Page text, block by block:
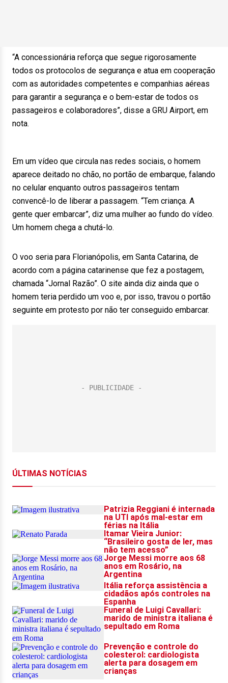
“A concessionária reforça que segue rigorosamente
todos os protocolos de segurança e atua em cooperação
com as autoridades competentes e companhias aéreas
para garantir a segurança e o bem-estar de todos os
passageiros e colaboradores”, disse a GRU Airport, em
nota.
Em um vídeo que circula nas redes sociais, o homem
aparece deitado no chão, no portão de embarque, falando
no celular enquanto outros passageiros tentam
convencê-lo de liberar a passagem. “Tem criança. A
gente quer embarcar”, diz uma mulher ao fundo do vídeo.
Um homem chega a chutá-lo.
O voo seria para Florianópolis, em Santa Catarina, de
acordo com a página catarinense que fez a postagem,
chamada “Jornal Razão”. O site ainda diz ainda que o
homem teria perdido um voo e, por isso, travou o portão
seguinte em protesto por não ter conseguido embarcar.